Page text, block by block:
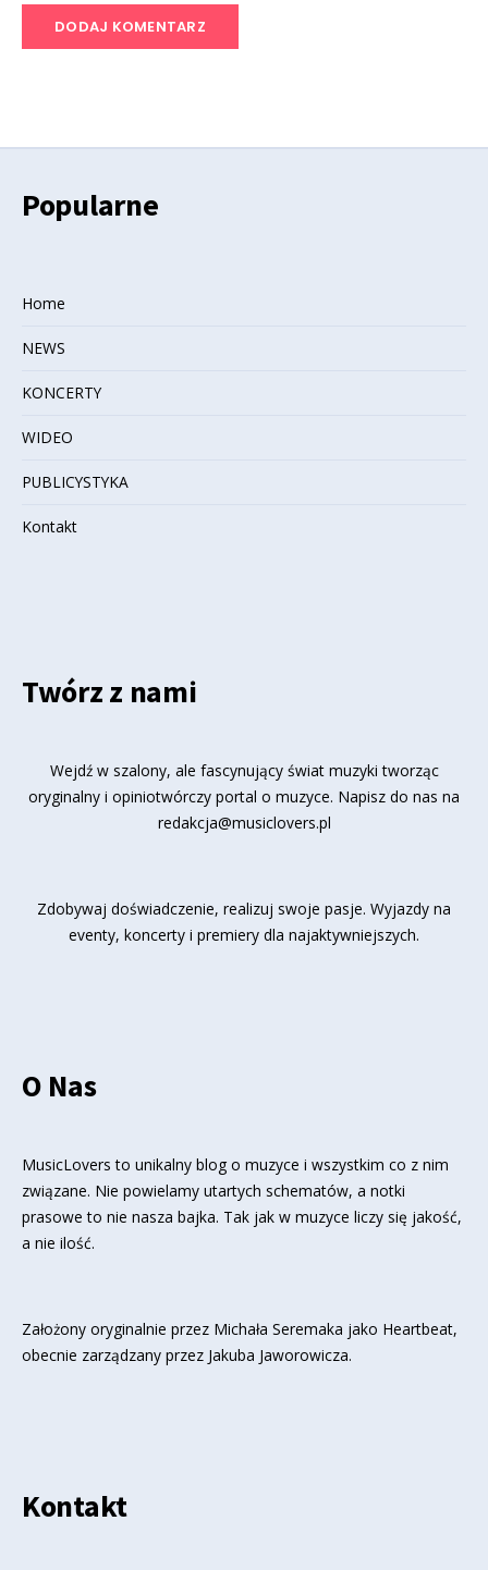
Popularne
Home
NEWS
KONCERTY
WIDEO
PUBLICYSTYKA
Kontakt
Twórz z nami
Wejdź w szalony, ale fascynujący świat muzyki tworząc
oryginalny i opiniotwórczy portal o muzyce. Napisz do nas na
redakcja@musiclovers.pl
Zdobywaj doświadczenie, realizuj swoje pasje. Wyjazdy na
eventy, koncerty i premiery dla najaktywniejszych.
O Nas
MusicLovers to unikalny blog o muzyce i wszystkim co z nim
związane. Nie powielamy utartych schematów, a notki
prasowe to nie nasza bajka. Tak jak w muzyce liczy się jakość,
a nie ilość.
Założony oryginalnie przez Michała Seremaka jako Heartbeat,
obecnie zarządzany przez Jakuba Jaworowicza.
Kontakt